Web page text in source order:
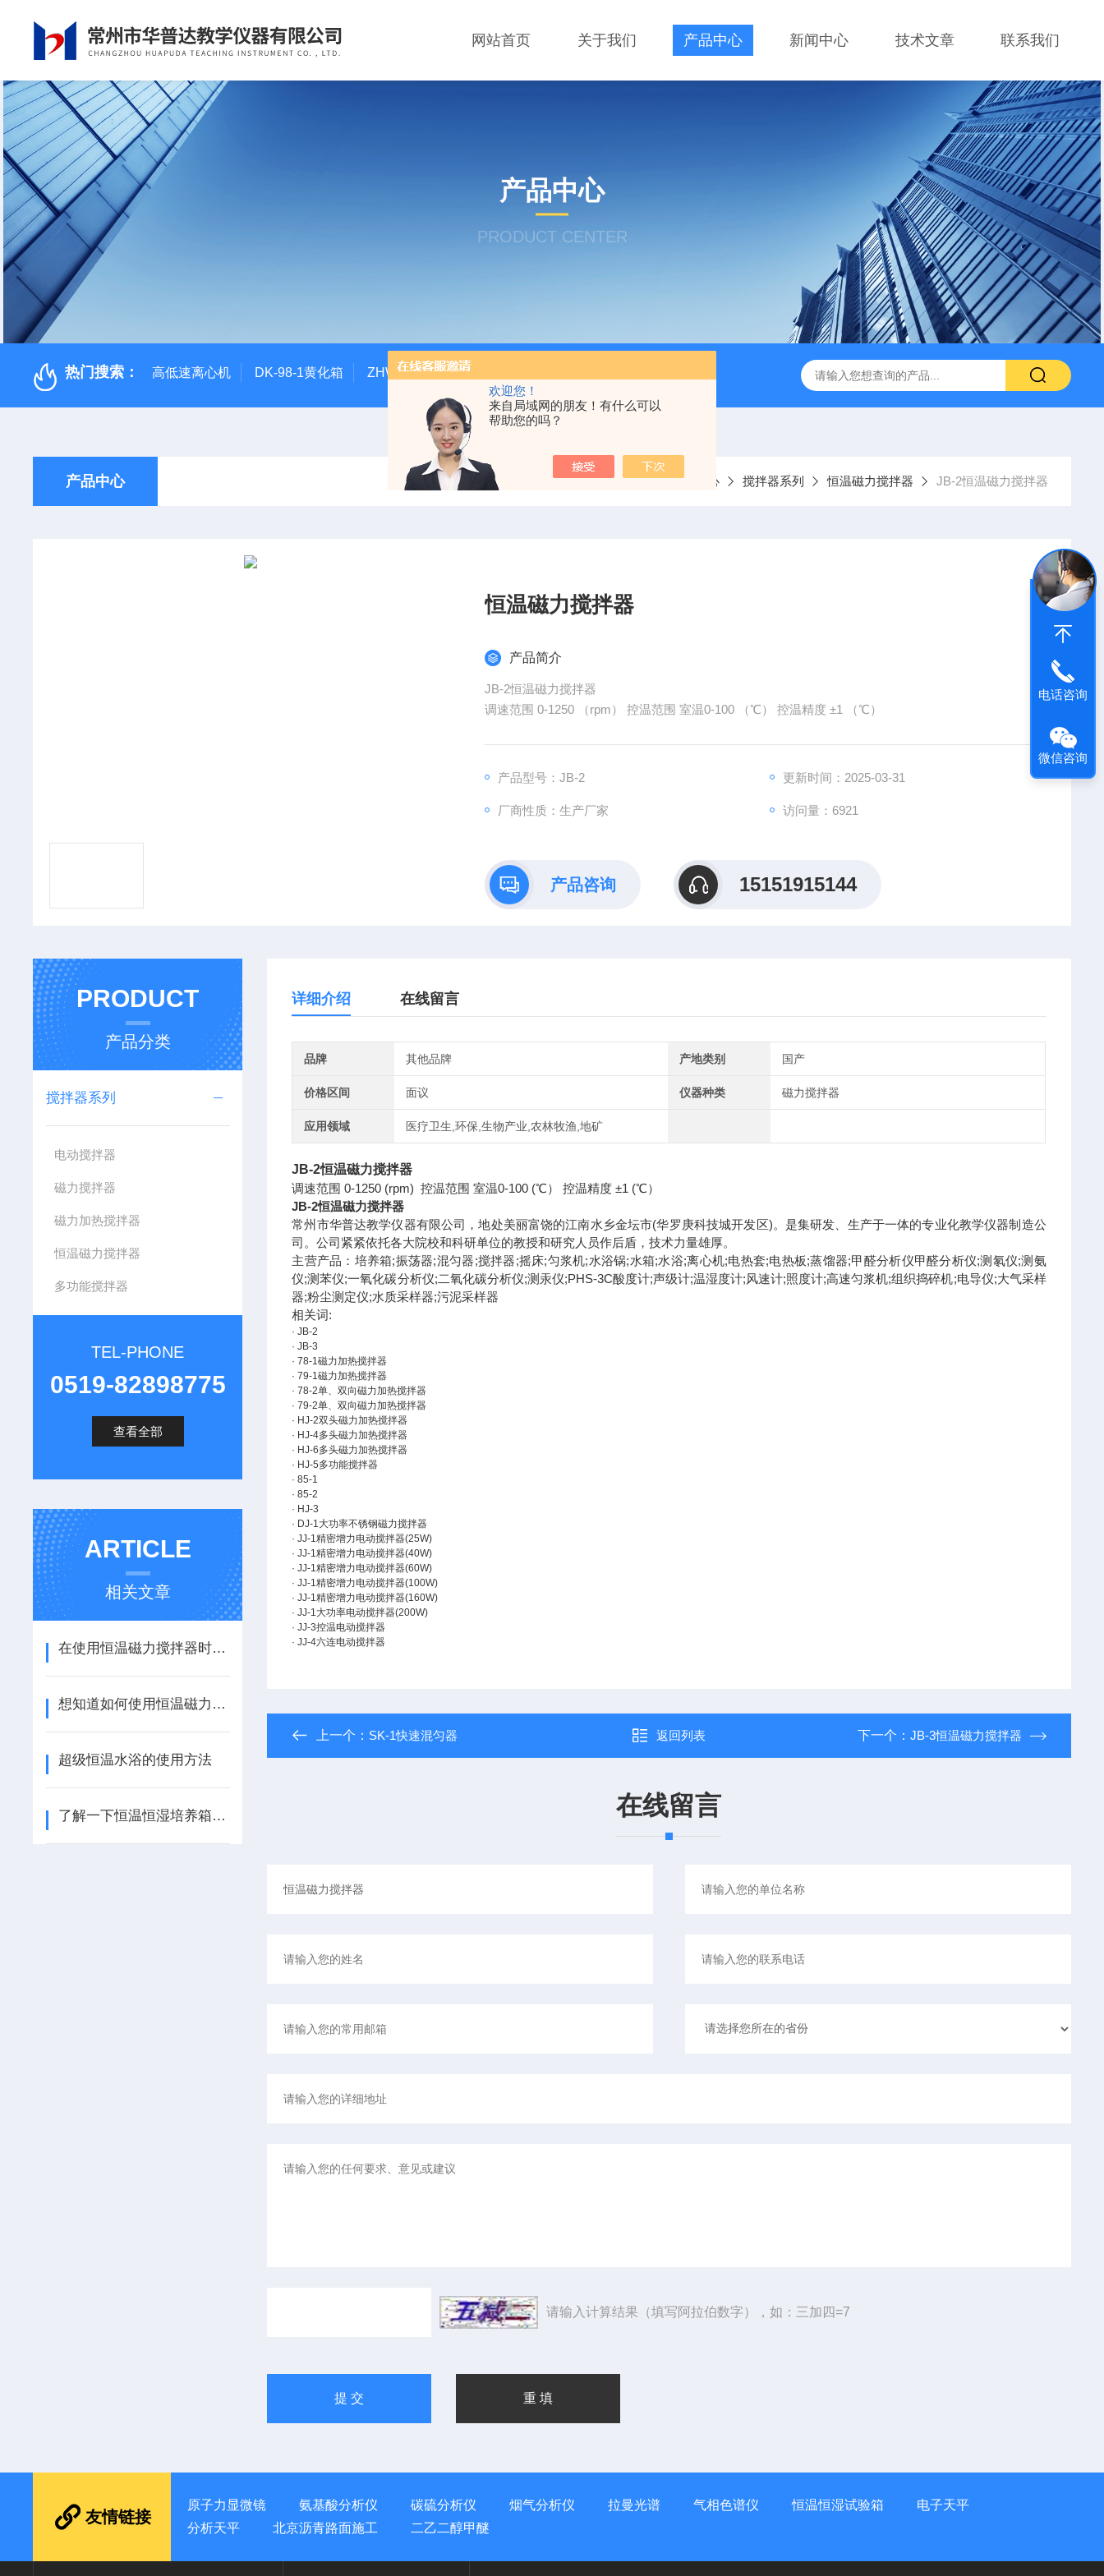
欢迎您！
来自局域网的朋友！有什么可以
帮助您的吗？
网站首页 关于我们 产品中心 新闻中心 技术文章 联系我们
产品中心
PRODUCT CENTER
热门搜索： 高低速离心机 DK-98-1黄化箱 ZHWY-211C台式恒温摇床 THZ-82回旋水浴恒温振荡器 80-2A低速离心机 YXJ-2高速离心机
产品中心 当前位置： 首页 产品中心 搅拌器系列 恒温磁力搅拌器 JB-2恒温磁力搅拌器
恒温磁力搅拌器
产品简介
JB-2恒温磁力搅拌器
调速范围 0-1250 （rpm） 控温范围 室温0-100 （℃） 控温精度 ±1 （℃）
产品型号：JB-2 更新时间：2025-03-31
厂商性质：生产厂家 访问量：6921
产品咨询 15151915144
PRODUCT
产品分类
搅拌器系列
电动搅拌器
磁力搅拌器
磁力加热搅拌器
恒温磁力搅拌器
多功能搅拌器
TEL-PHONE
0519-82898775
查看全部
ARTICLE
相关文章
在使用恒温磁力搅拌器时有哪些注意事项？看看这些
想知道如何使用恒温磁力搅拌器？那你可算找对了
超级恒温水浴的使用方法
了解一下恒温恒湿培养箱的使用方法吧啊
详细介绍 在线留言
品牌 其他品牌 产地类别 国产
价格区间 面议 仪器种类 磁力搅拌器
应用领域 医疗卫生,环保,生物产业,农林牧渔,地矿
JB-2恒温磁力搅拌器
调速范围 0-1250 (rpm) 控温范围 室温0-100 (℃） 控温精度 ±1 (℃）
JB-2恒温磁力搅拌器
常州市华普达教学仪器有限公司，地处美丽富饶的江南水乡金坛市(华罗庚科技城开发区)。是集研发、生产于一体的专业化教学仪器制造公
司。公司紧紧依托各大院校和科研单位的教授和研究人员作后盾，技术力量雄厚。
主营产品：培养箱;振荡器;混匀器;搅拌器;摇床;匀浆机;水浴锅;水箱;水浴;离心机;电热套;电热板;蒸馏器;甲醛分析仪甲醛分析仪;测氡仪;测氨
仪;测苯仪;一氧化碳分析仪;二氧化碳分析仪;测汞仪;PHS-3C酸度计;声级计;温湿度计;风速计;照度计;高速匀浆机;组织捣碎机;电导仪;大气采样
器;粉尘测定仪;水质采样器;污泥采样器
相关词:
· JB-2
· JB-3
· 78-1磁力加热搅拌器
· 79-1磁力加热搅拌器
· 78-2单、双向磁力加热搅拌器
· 79-2单、双向磁力加热搅拌器
· HJ-2双头磁力加热搅拌器
· HJ-4多头磁力加热搅拌器
· HJ-6多头磁力加热搅拌器
· HJ-5多功能搅拌器
· 85-1
· 85-2
· HJ-3
· DJ-1大功率不锈钢磁力搅拌器
· JJ-1精密增力电动搅拌器(25W)
· JJ-1精密增力电动搅拌器(40W)
· JJ-1精密增力电动搅拌器(60W)
· JJ-1精密增力电动搅拌器(100W)
· JJ-1精密增力电动搅拌器(160W)
· JJ-1大功率电动搅拌器(200W)
· JJ-3控温电动搅拌器
· JJ-4六连电动搅拌器
上一个： SK-1快速混匀器 返回列表 下一个： JB-3恒温磁力搅拌器
在线留言
请输入计算结果（填写阿拉伯数字），如：三加四=7
友情链接
原子力显微镜 氨基酸分析仪 碳硫分析仪 烟气分析仪 拉曼光谱 气相色谱仪 恒温恒湿试验箱
电子天平
分析天平
北京沥青路面施工 二乙二醇甲醚
电话咨询
微信咨询